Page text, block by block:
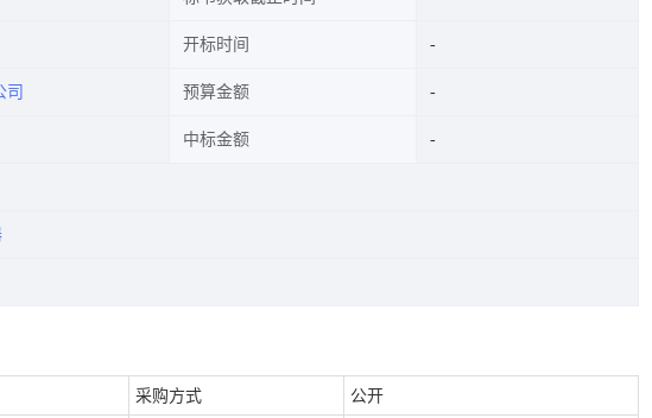
开标时间
司 预算金额
中标金额
采购方式 公开